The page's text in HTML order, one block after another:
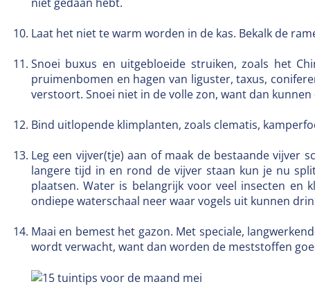
Laat het niet te warm worden in de kas. Bekalk de
Snoei buxus en uitgebloeide struiken, zoals het
pruimenbomen en hagen van liguster, taxus,
verstoort. Snoei niet in de volle zon, want dan
Bind uitlopende klimplanten, zoals clematis,
Leg een vijver(tje) aan of maak de bestaande vijver
langere tijd in en rond de vijver staan kun je nu
plaatsen. Water is belangrijk voor veel insecten en
ondiepe waterschaal neer waar vogels uit kunnen
Maai en bemest het gazon. Met speciale,
wordt verwacht, want dan worden de meststoffen